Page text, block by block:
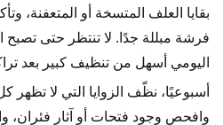
بقايا العلف المتسخة أو المتعفنة،
فرشة مبللة جدًا. لا تنتظر حتى تصبح
اليومي أسهل من تنظيف كبير بعد
أسبوعيًا، نظّف الزوايا التي لا
وافحص وجود فتحات أو آثار فئران،